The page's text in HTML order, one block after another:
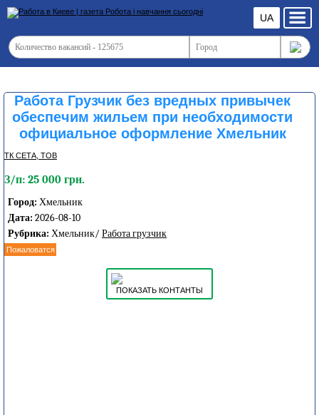
UA
Работа Грузчик без вредных привычек
обеспечим жильем при необходимости
официальное оформление Хмельник
ТК СЕТА, ТОВ
З/п: 25 000 грн.
Город: Хмельник
Дата: 2026-08-10
Рубрика: Хмельник/ Работа грузчик
Пожаловатся
ПОКАЗАТЬ КОНТАНТЫ